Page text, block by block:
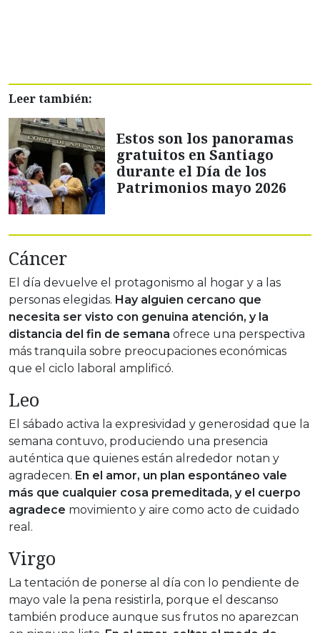
Leer también:
Estos son los panoramas
gratuitos en Santiago
durante el Día de los
Patrimonios mayo 2026
Cáncer
El día devuelve el protagonismo al hogar y a las
personas elegidas. Hay alguien cercano que
necesita ser visto con genuina atención, y la
distancia del fin de semana ofrece una perspectiva
más tranquila sobre preocupaciones económicas
que el ciclo laboral amplificó.
Leo
El sábado activa la expresividad y generosidad que la
semana contuvo, produciendo una presencia
auténtica que quienes están alrededor notan y
agradecen. En el amor, un plan espontáneo vale
más que cualquier cosa premeditada, y el cuerpo
agradece movimiento y aire como acto de cuidado
real.
Virgo
La tentación de ponerse al día con lo pendiente de
mayo vale la pena resistirla, porque el descanso
también produce aunque sus frutos no aparezcan